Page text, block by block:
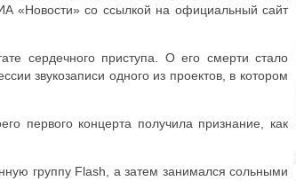
«Новости» со ссылкой на официальный сайт
сердечного приступа. О его смерти стало
звукозаписи одного из проектов, в котором
первого концерта получила признание, как
группу Flash, а затем занимался сольными